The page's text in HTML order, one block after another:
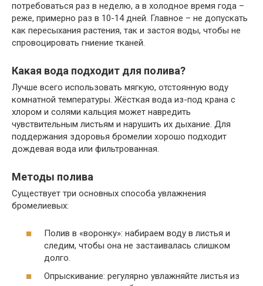
потребоваться раз в неделю, а в холодное время года –
реже, примерно раз в 10-14 дней. Главное – не допускать
как пересыхания растения, так и застоя воды, чтобы не
спровоцировать гниение тканей.
Какая вода подходит для полива?
Лучше всего использовать мягкую, отстоянную воду
комнатной температуры. Жёсткая вода из-под крана с
хлором и солями кальция может навредить
чувствительным листьям и нарушить их дыхание. Для
поддержания здоровья бромелии хорошо подходит
дождевая вода или фильтрованная.
Методы полива
Существует три основных способа увлажнения
бромелиевых:
Полив в «воронку»: набираем воду в листья и
следим, чтобы она не застаивалась слишком
долго.
Опрыскивание: регулярно увлажняйте листья из